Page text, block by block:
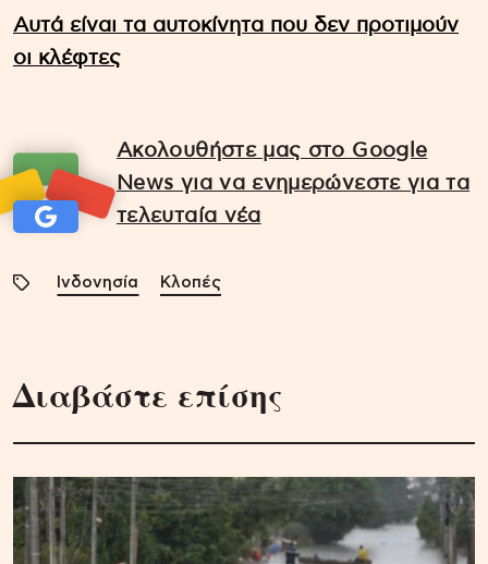
Αυτά είναι τα αυτοκίνητα που δεν προτιμούν
οι κλέφτες
Ακολουθήστε μας στο Google
News για να ενημερώνεστε για τα
τελευταία νέα
Ινδονησία Κλοπές
Διαβάστε επίσης